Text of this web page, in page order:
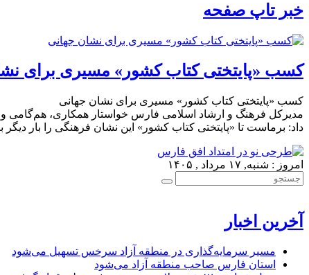
خبر تاپ صفحه
کسب «پایتختی کتاب کشور» مسیری برای
کسب «پایتختی کتاب کشور» مسیری برای نشان جهانی
مدیرکل فرهنگ و ارشاد اسلامی فارس خواستار همکاری، هم‌گامی و
داد: برماست تا «پایتختی کتاب کشور» این نشان فرهنگی را بار
امروز : شنبه, ۱۷ مرداد , ۱۴۰۵
آخرین اخبار
مسیر سرمایه‌گذاری در منطقه آزاد سرخس تسهیل می‌شود
استان فارس صاحب منطقه آزاد می‌شود